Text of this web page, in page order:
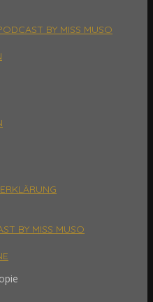
BY MISS MUSO
BY MISS MUSO